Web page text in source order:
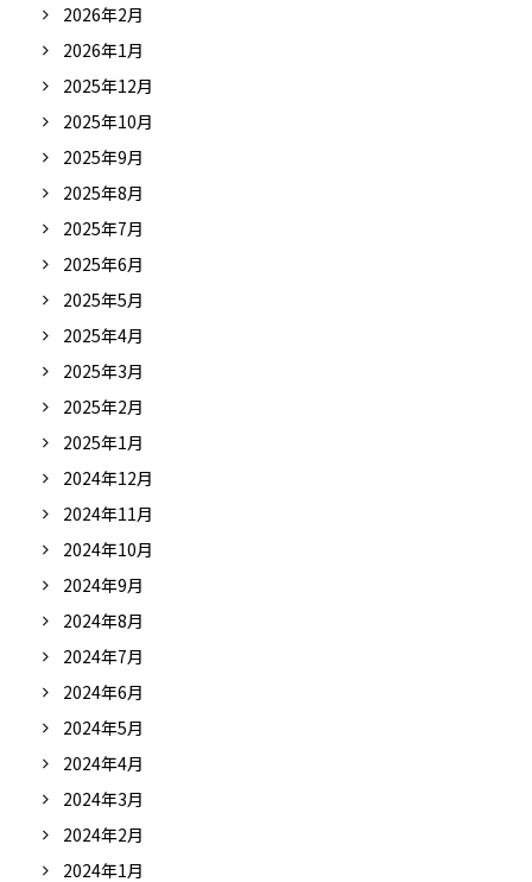
2026年2月
2026年1月
2025年12月
2025年10月
2025年9月
2025年8月
2025年7月
2025年6月
2025年5月
2025年4月
2025年3月
2025年2月
2025年1月
2024年12月
2024年11月
2024年10月
2024年9月
2024年8月
2024年7月
2024年6月
2024年5月
2024年4月
2024年3月
2024年2月
2024年1月